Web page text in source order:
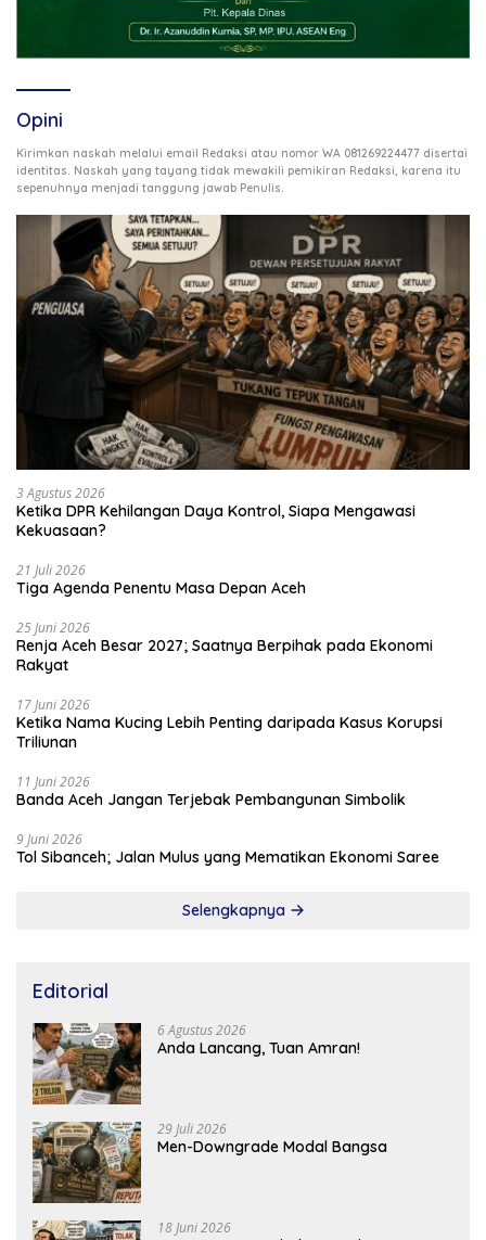
Opini
Kirimkan naskah melalui email Redaksi atau nomor WA 081269224477 disertai
identitas. Naskah yang tayang tidak mewakili pemikiran Redaksi, karena itu
sepenuhnya menjadi tanggung jawab Penulis
3 Agustus 2026
Ketika DPR Kehilangan Daya Kontrol, Siapa Mengawasi
Kekuasaan?
21 Juli 2026
Tiga Agenda Penentu Masa Depan Aceh
25 Juni 2026
Renja Aceh Besar 2027; Saatnya Berpihak pada Ekonomi
Rakyat
17 Juni 2026
Ketika Nama Kucing Lebih Penting daripada Kasus Korupsi
Triliunan
11 Juni 2026
Banda Aceh Jangan Terjebak Pembangunan Simbolik
9 Juni 2026
Tol Sibanceh; Jalan Mulus yang Mematikan Ekonomi Saree
Selengkapnya
Editorial
6 Agustus 2026
Anda Lancang, Tuan Amran!
29 Juli 2026
Men-Downgrade Modal Bangsa
18 Juni 2026